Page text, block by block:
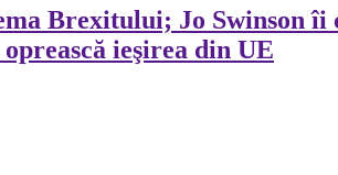
Brexitului; Jo Swinson
ieşirea din UE